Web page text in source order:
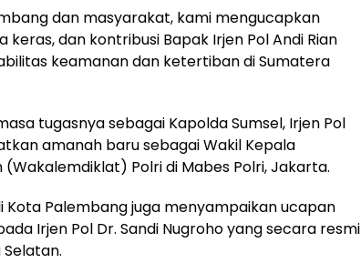
dan masyarakat, kami mengucapkan
dan kontribusi Bapak Irjen Pol Andi Rian
keamanan dan ketertiban di Sumatera
tugasnya sebagai Kapolda Sumsel, Irjen Pol
amanah baru sebagai Wakil Kepala
Polri di Mabes Polri, Jakarta.
Kota Palembang juga menyampaikan ucapan
Irjen Pol Dr. Sandi Nugroho yang secara resmi